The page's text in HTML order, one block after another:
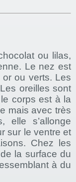
ou lilas,
Le nez est
ou verts. Les
oreilles sont
corps est à la
mais avec très
elle s’allonge
sur le ventre et
Chez les
la surface du
à du